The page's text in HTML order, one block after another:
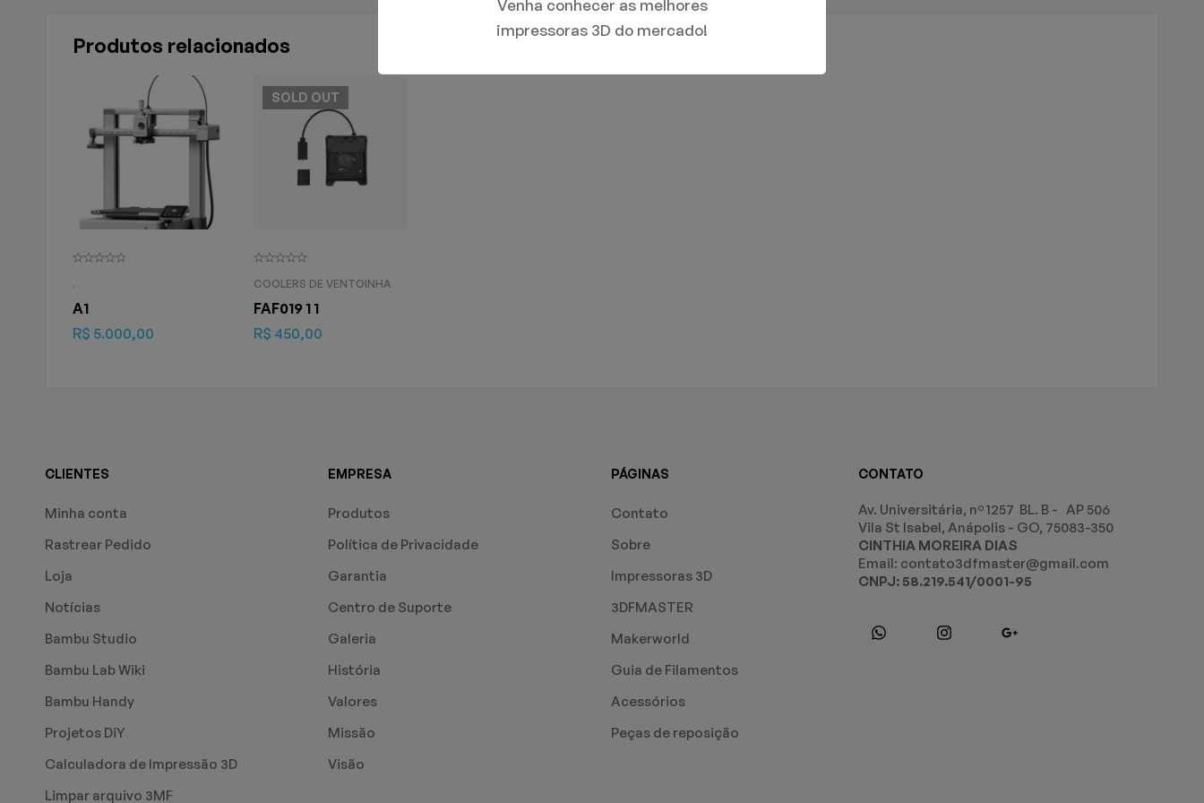
Produtos relacionados
.
A1
R$ 5.000,00
SOLD OUT
COOLERS DE VENTOINHA
FAF019 1 1
R$ 450,00
CLIENTES
Minha conta
Rastrear Pedido
Loja
Notícias
Bambu Studio
Bambu Lab Wiki
Bambu Handy
Projetos DiY
Calculadora de Impressão 3D
Limpar arquivo 3MF
EMPRESA
Produtos
Política de Privacidade
Garantia
Centro de Suporte
Galeria
História
Valores
Missão
Visão
PÁGINAS
Contato
Sobre
Impressoras 3D
3DFMASTER
Makerworld
Guia de Filamentos
Acessórios
Peças de reposição
CONTATO
Av. Universitária, nº 1257 BL. B - AP 506
Vila St Isabel, Anápolis - GO, 75083-350
CINTHIA MOREIRA DIAS
Email: contato3dfmaster@gmail.com
CNPJ: 58.219.541/0001-95
Venha conhecer as melhores
impressoras 3D do mercado!